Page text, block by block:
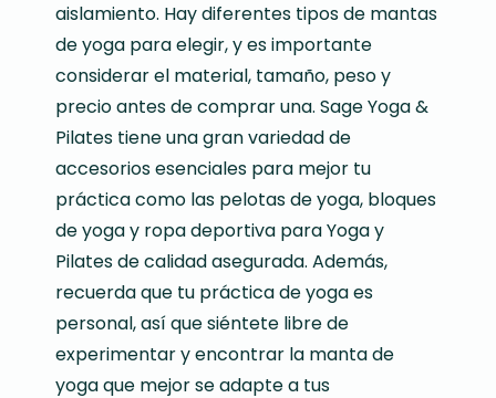
aislamiento. Hay diferentes tipos de mantas
de yoga para elegir, y es importante
considerar el material, tamaño, peso y
precio antes de comprar una. Sage Yoga &
Pilates tiene una gran variedad de
accesorios esenciales para mejor tu
práctica como las pelotas de yoga, bloques
de yogay ropa deportiva para Yoga y
Pilates decalidad asegurada. Además,
recuerda que tu práctica de yoga es
personal, así que siéntete libre de
experimentar y encontrar la manta de
yoga que mejor se adapte a tus